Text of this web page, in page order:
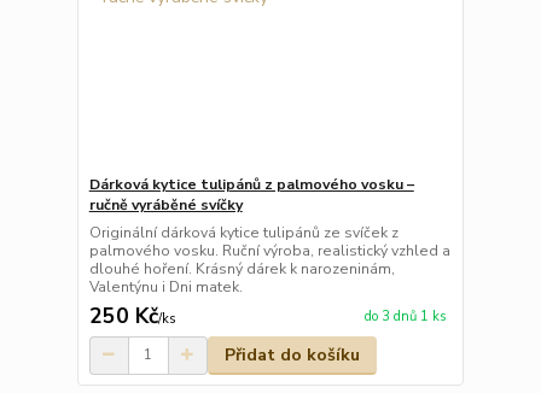
Dárková kytice tulipánů z palmového vosku –
ručně vyráběné svíčky
Originální dárková kytice tulipánů ze svíček z
palmového vosku. Ruční výroba, realistický vzhled a
dlouhé hoření. Krásný dárek k narozeninám,
Valentýnu i Dni matek.
250 Kč/ks do 3 dnů 1 ks
Přidat do košíku